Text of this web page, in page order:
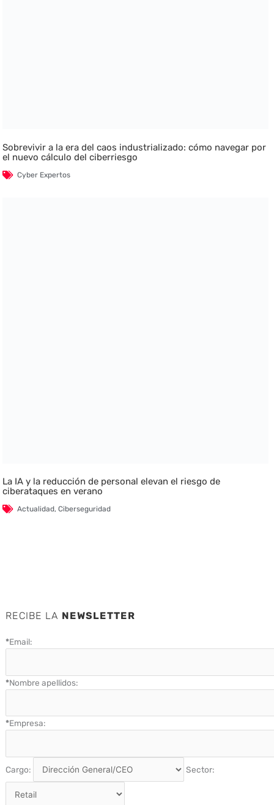
Sobrevivir a la era del caos industrializado: cómo navegar por
el nuevo cálculo del ciberriesgo
Cyber Expertos
La IA y la reducción de personal elevan el riesgo de
ciberataques en verano
Actualidad,Ciberseguridad
RECIBE LA NEWSLETTER
*Email:
*Nombre apellidos:
*Empresa:
Cargo: Sector: